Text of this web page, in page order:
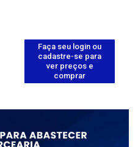
Faça seu login ou
cadastre-se para
ver preços e
comprar